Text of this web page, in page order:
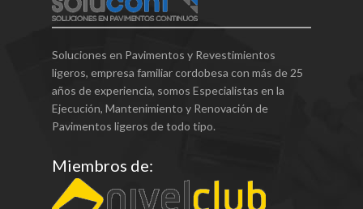
Soluciones en Pavimentos y Revestimientos
ligeros, empresa familiar cordobesa con más de 25
años de experiencia, somos Especialistas en la
Ejecución, Mantenimiento y Renovación de
Pavimentos ligeros de todo tipo.
Miembros de: